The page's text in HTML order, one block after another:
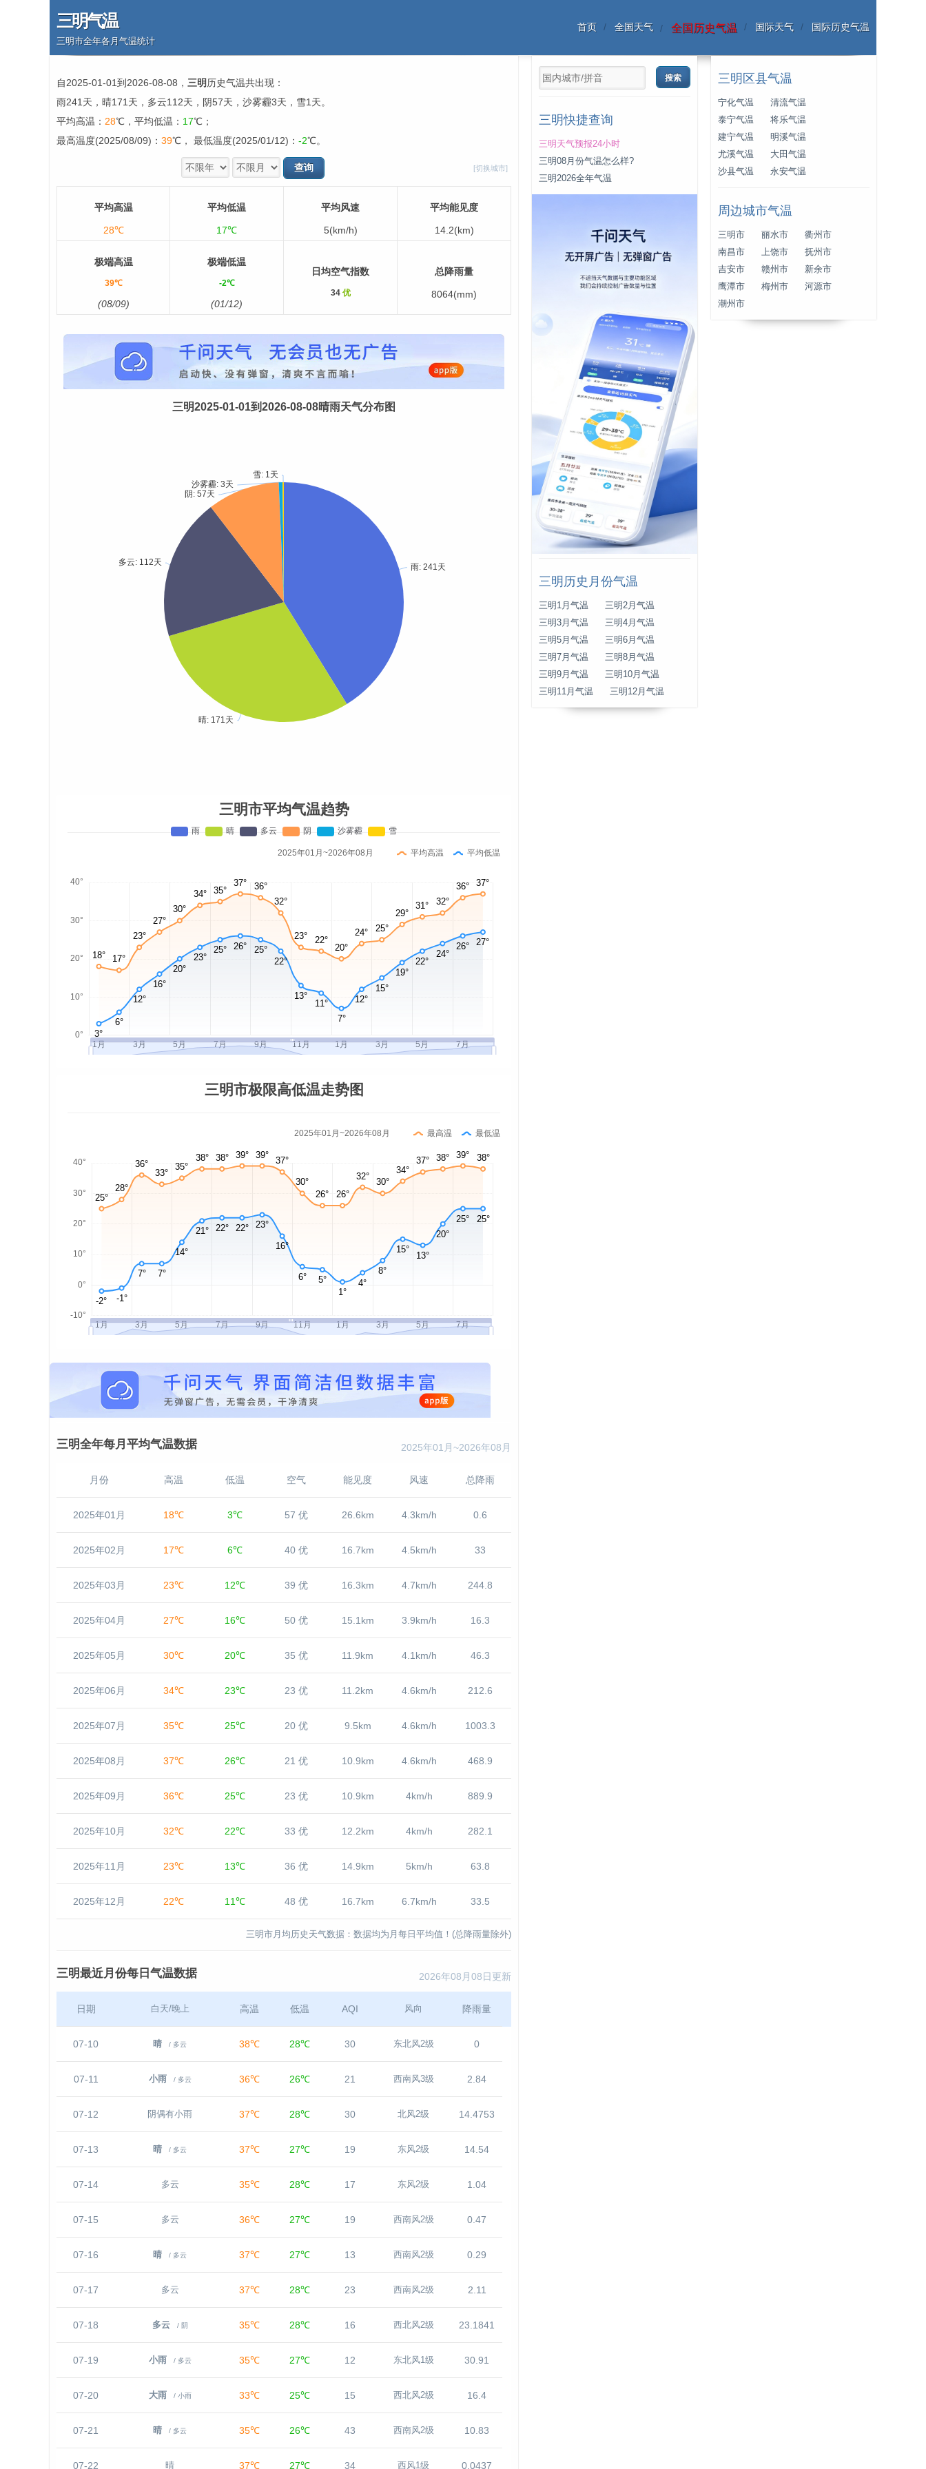
三明气温
三明市全年各月气温统计
首页 全国天气 全国历史气温 国际天气 国际历史气温
自2025-01-01到2026-08-08， 三明 历史气温共出现：
雨241天，晴171天，多云112天，阴57天，沙雾霾3天，雪1天。
平均高温： 28℃，平均低温： 17℃；
最高温度(2025/08/09)： 39℃， 最低温度(2025/01/12)： -2℃。
[切换城市]
平均高温
28℃
平均低温
17℃
平均风速
5(km/h)
平均能见度
14.2(km)
极端高温
39℃
(08/09)
极端低温
-2℃
(01/12)
日均空气指数
34 优
总降雨量
8064(mm)
三明2025-01-01到2026-08-08晴雨天气分布图
三明市平均气温趋势
2025年01月~2026年08月 平均高温 平均低温
三明市极限高低温走势图
2025年01月~2026年08月 最高温 最低温
2025年01月~2026年08月
三明全年每月平均气温数据
月份 高温 低温 空气 能见度 风速 总降雨
2025年01月 18℃ 3℃ 57 优 26.6km 4.3km/h 0.6
2025年02月 17℃ 6℃ 40 优 16.7km 4.5km/h 33
2025年03月 23℃ 12℃ 39 优 16.3km 4.7km/h 244.8
2025年04月 27℃ 16℃ 50 优 15.1km 3.9km/h 16.3
2025年05月 30℃ 20℃ 35 优 11.9km 4.1km/h 46.3
2025年06月 34℃ 23℃ 23 优 11.2km 4.6km/h 212.6
2025年07月 35℃ 25℃ 20 优 9.5km 4.6km/h 1003.3
2025年08月 37℃ 26℃ 21 优 10.9km 4.6km/h 468.9
2025年09月 36℃ 25℃ 23 优 10.9km 4km/h 889.9
2025年10月 32℃ 22℃ 33 优 12.2km 4km/h 282.1
2025年11月 23℃ 13℃ 36 优 14.9km 5km/h 63.8
2025年12月 22℃ 11℃ 48 优 16.7km 6.7km/h 33.5
三明市月均历史天气数据：数据均为月每日平均值！(总降雨量除外)
2026年08月08日更新
三明最近月份每日气温数据
日期 白天/晚上 高温 低温 AQI 风向 降雨量
07-10 晴 / 多云 38℃ 28℃ 30 东北风2级 0
07-11 小雨 / 多云 36℃ 26℃ 21 西南风3级 2.84
07-12 阴偶有小雨 37℃ 28℃ 30 北风2级 14.4753
07-13 晴 / 多云 37℃ 27℃ 19 东风2级 14.54
07-14 多云 35℃ 28℃ 17 东风2级 1.04
07-15 多云 36℃ 27℃ 19 西南风2级 0.47
07-16 晴 / 多云 37℃ 27℃ 13 西南风2级 0.29
07-17 多云 37℃ 28℃ 23 西南风2级 2.11
07-18 多云 / 阴 35℃ 28℃ 16 西北风2级 23.1841
07-19 小雨 / 多云 35℃ 27℃ 12 东北风1级 30.91
07-20 大雨 / 小雨 33℃ 25℃ 15 西北风2级 16.4
07-21 晴 / 多云 35℃ 26℃ 43 西南风2级 10.83
07-22 晴 37℃ 27℃ 34 西风1级 0.0437
三明快捷查询
三明天气预报24小时
三明08月份气温怎么样?
三明2026全年气温
三明历史月份气温
三明1月气温
三明2月气温
三明3月气温
三明4月气温
三明5月气温
三明6月气温
三明7月气温
三明8月气温
三明9月气温
三明10月气温
三明11月气温
三明12月气温
三明区县气温
宁化气温
清流气温
泰宁气温
将乐气温
建宁气温
明溪气温
尤溪气温
大田气温
沙县气温
永安气温
周边城市气温
三明市 丽水市
衢州市
南昌市
上饶市
抚州市
吉安市
赣州市
新余市
鹰潭市
梅州市
河源市
潮州市